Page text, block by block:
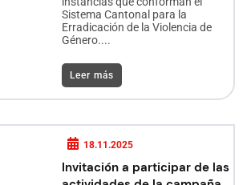
Sistema Cantonal para la
Erradicación de la Violencia de
Género....
Leer más
18.11.2025
Invitación a participar de las